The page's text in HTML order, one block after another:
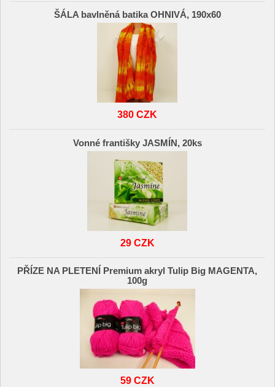
ŠÁLA bavlněná batika OHNIVÁ, 190x60
380 CZK
Vonné františky JASMÍN, 20ks
29 CZK
PŘÍZE NA PLETENÍ Premium akryl Tulip Big MAGENTA,
100g
59 CZK